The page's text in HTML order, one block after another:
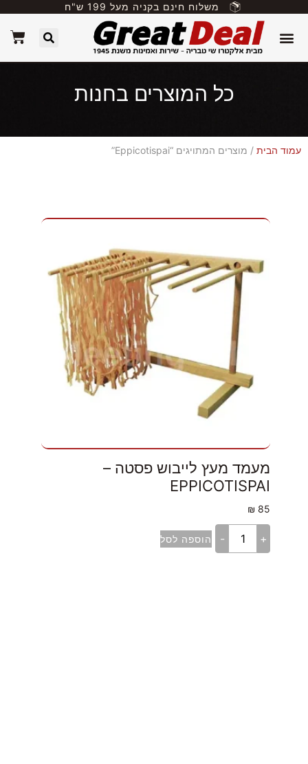
משלוח חינם בקניה מעל 199 ש"ח
כל המוצרים בחנות
עמוד הבית / מוצרים המתויגים “Eppicotispai”
מעמד מעץ לייבוש פסטה –
EPPICOTISPAI
85
₪
+
- הוספה לסל